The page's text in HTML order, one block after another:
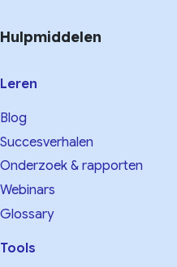
Hulpmiddelen
Leren
Blog
Succesverhalen
Onderzoek & rapporten
Webinars
Glossary
Tools